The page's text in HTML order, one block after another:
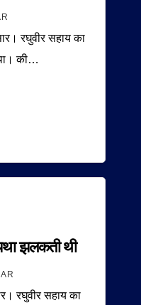
रघुवीर सहाय का
की…
झलकती थी
रघुवीर सहाय का